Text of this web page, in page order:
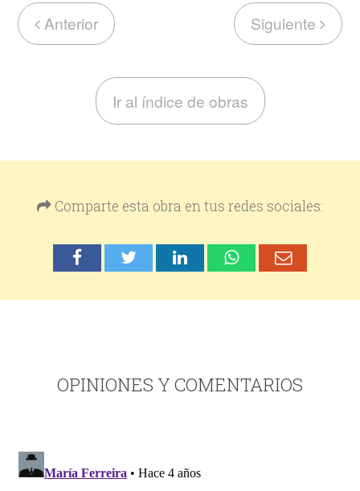
Anterior Siguiente
Ir al índice de obras
Comparte esta obra en tus redes sociales:
OPINIONES Y COMENTARIOS